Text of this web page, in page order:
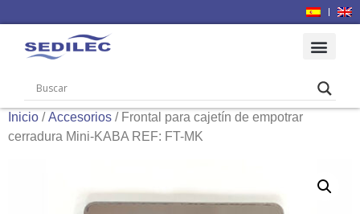
Inicio /Accesorios / Frontal para cajetín de empotrar
cerradura Mini-KABA REF: FT-MK